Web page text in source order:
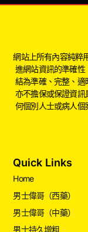
網站上所有內容純粹
進網站資訊的準確
結為準確、完整、適
亦不擔保或保證資
何個別人士或病人
Quick Links
Home
男士偉哥（西藥）
男士偉哥（中藥）
男士持久增粗